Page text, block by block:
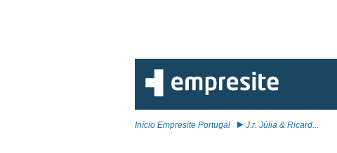
Início Empresite Portugal J.r. Júlia & Ricard...